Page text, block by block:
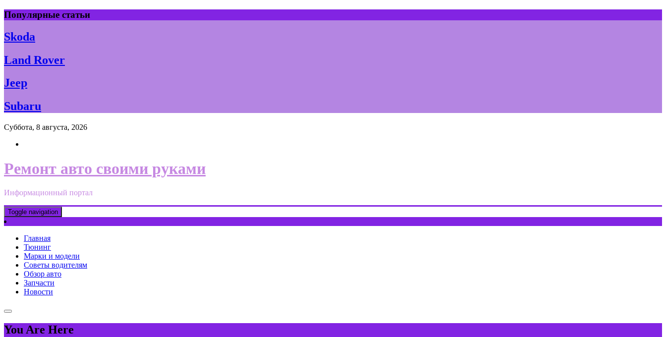
Skip
to
content
Популярные статьи
Skoda
Land Rover
Jeep
Subaru
Суббота, 8 августа, 2026
Ремонт авто своими руками
Информационный портал
Toggle navigation
Главная
Тюнинг
Марки и модели
Советы водителям
Обзор авто
Запчасти
Новости
You Are Here